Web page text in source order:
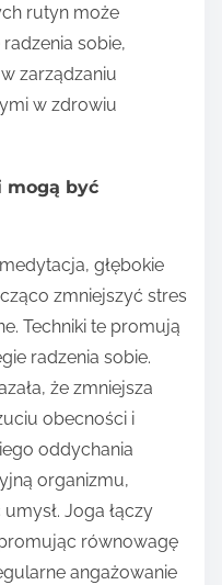
rutyn może
sobie,
zarządzaniu
w zdrowiu
mogą być
głębokie
zmniejszyć stres
Techniki te promują
radzenia sobie.
że zmniejsza
obecności i
oddychania
organizmu,
Joga łączy
równowagę
angażowanie